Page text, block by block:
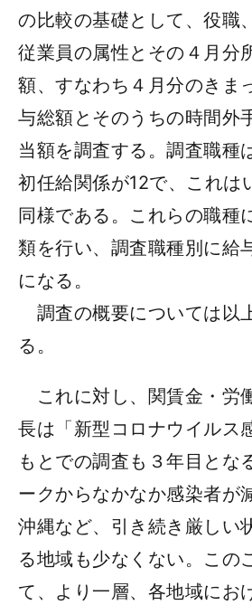
の比較の基礎として、役職
従業員の属性とその４月分
額、すなわち４月分のきま
与総額とそのうちの時間外
当額を調査する。調査職種
初任給関係が12で、これは
同様である。これらの職種
類を行い、調査職種別に給
になる。
調査の概要については以
る。
これに対し、関賃金・労
長は「新型コロナウイルス
もとでの調査も３年目とな
ークからなかなか感染者が
沖縄など、引き続き厳しい
る地域も少なくない。この
て、より一層、各地域にお